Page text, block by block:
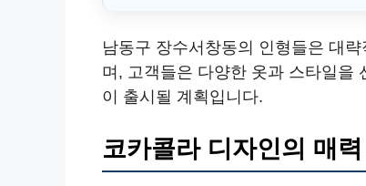
남동구 장수서창동의 인형들은 대
며, 고객들은 다양한 옷과 스타일을
이 출시될 계획입니다.
코카콜라 디자인의 매력